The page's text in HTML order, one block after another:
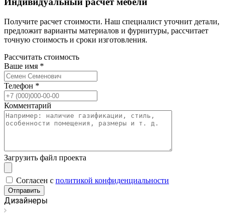
Получите расчет стоимости. Наш специалист уточнит детали,
предложит варианты материалов и фурнитуры, рассчитает
точную стоимость и сроки изготовления.
Рассчитать стоимость
Ваше имя *
Телефон *
Комментарий
Загрузить файл проекта
Cогласен с политикой конфиденциальности
Отправить
Дизайнеры